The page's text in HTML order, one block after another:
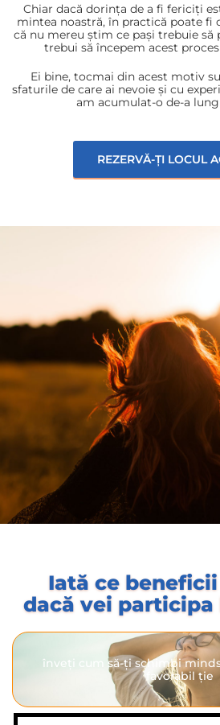
Chiar dacă dorința de a fi fericiți
mintea noastră, în practică poate fi
că nu mereu știm ce pași trebuie să
trebui să începem acest
Ei bine, tocmai din acest motiv
sfaturile de care ai nevoie și cu
am acumulat-o de-a
REZERVĂ-ȚI LOCUL
Iată ce
dacă vei participa
înveți cum să-ți schimbi
favorabil ție